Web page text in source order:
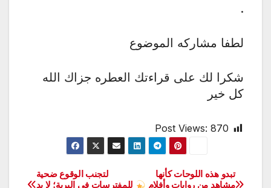
.
لطفا مشاركه الموضوع
شكرا لك على قراءتك العطره جزاك الله
كل خير
Post Views: 870
تصفّح
لتجنب الوقوع ضحية
للمفترسات في البرية؛ لا بد
تبدو هذه اللوحات كأنها
مشاهد من روايات وأفلام